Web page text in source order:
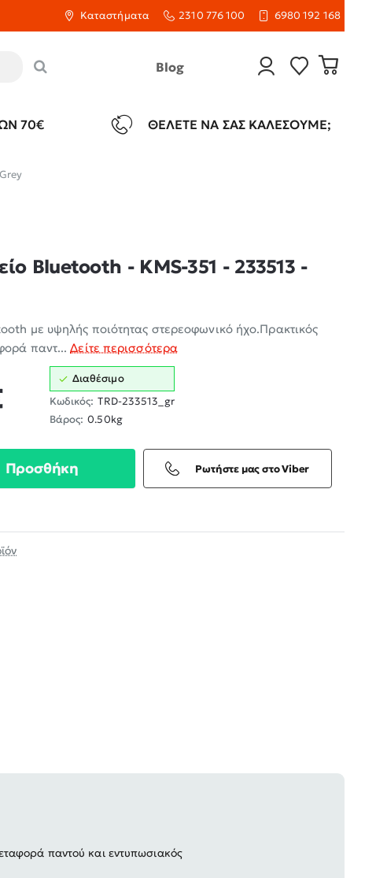
Καταστήματα 2310 776 100 6980 192 168
Blog
70€ ΘΈΛΕΤΕ ΝΑ ΣΑΣ ΚΑΛΈΣΟΥΜΕ;
Bluetooth - KMS-351 - 233513 -
με υψηλής ποιότητας στερεοφωνικό ήχο.Πρακτικός
παντ...Δείτε περισσότερα
Διαθέσιμο
Κωδικός: TRD-233513_gr
Βάρος: 0.50kg
Προσθήκη Ρωτήστε μας στο Viber
παντού και εντυπωσιακός